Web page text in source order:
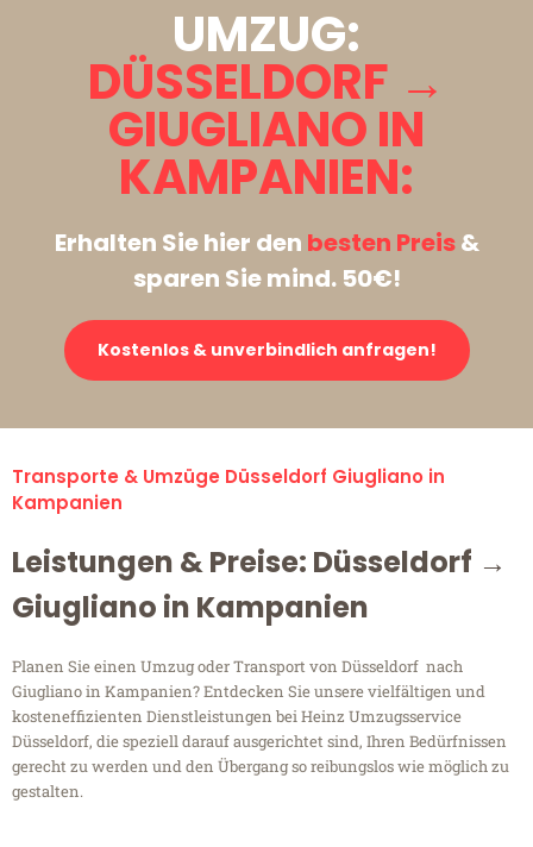
UMZUG:
DÜSSELDORF →
GIUGLIANO IN
KAMPANIEN:
Erhalten Sie hier den besten Preis&
sparen Sie mind. 50€!
Kostenlos & unverbindlich anfragen!
Transporte & Umzüge Düsseldorf Giugliano in
Kampanien
Leistungen & Preise: Düsseldorf →
Giugliano in Kampanien
Planen Sie einen Umzug oder Transport von Düsseldorf nach
Giugliano in Kampanien? Entdecken Sie unsere vielfältigen und
kosteneffizienten Dienstleistungen bei Heinz Umzugsservice
Düsseldorf, die speziell darauf ausgerichtet sind, Ihren Bedürfnissen
gerecht zu werden und den Übergang so reibungslos wie möglich zu
gestalten.